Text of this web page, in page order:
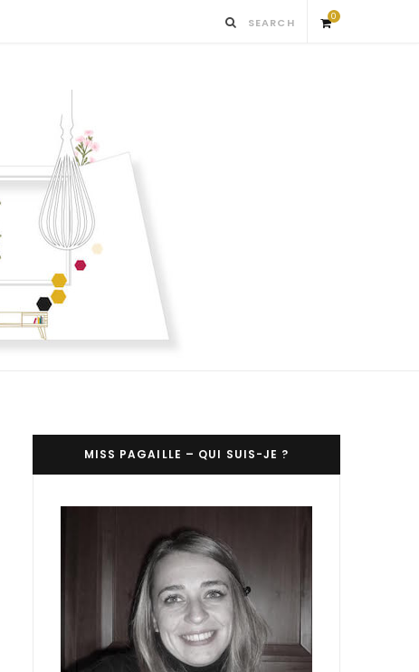
0
MISS PAGAILLE – QUI SUIS-JE ?